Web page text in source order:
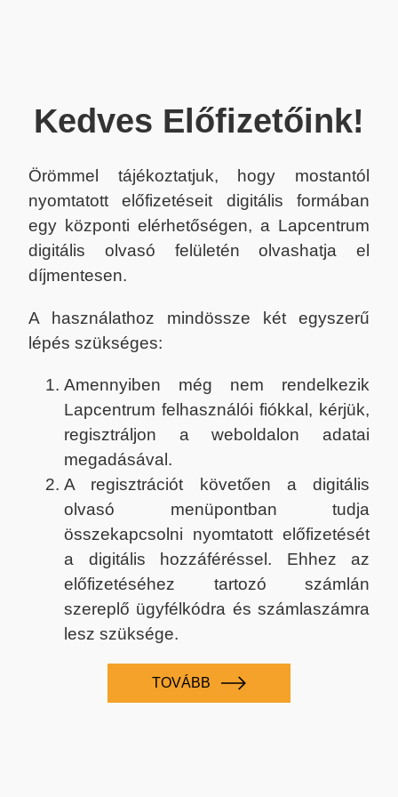
Kedves Előfizetőink!
Örömmel tájékoztatjuk, hogy mostantól
nyomtatott előfizetéseit digitális formában
egy központi elérhetőségen, a Lapcentrum
digitális olvasó felületén olvashatja el
díjmentesen.
A használathoz mindössze két egyszerű
lépés szükséges:
Amennyiben még nem rendelkezik
Lapcentrum felhasználói fiókkal, kérjük,
regisztráljon a weboldalon adatai
megadásával.
A regisztrációt követően a digitális
olvasó menüpontban tudja
összekapcsolni nyomtatott előfizetését
a digitális hozzáféréssel. Ehhez az
előfizetéséhez tartozó számlán
szereplő ügyfélkódra és számlaszámra
lesz szüksége.
TOVÁBB